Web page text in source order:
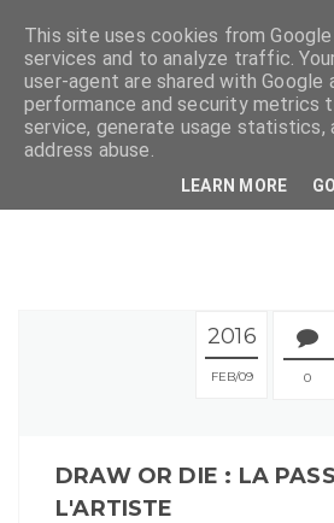
2016
FEB 09 0
DRAW OR DIE : LA
L'ARTISTE
This site uses cookies from
services and to analyze traffic.
user-agent are shared with Google
performance and security metrics
service, generate usage statistics,
address abuse.
LEARN MORE